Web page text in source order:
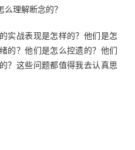
理解断念的？
实战表现是怎样的？他们是怎
的？他们是怎么控遗的？他们
？这些问题都值得我去认真思